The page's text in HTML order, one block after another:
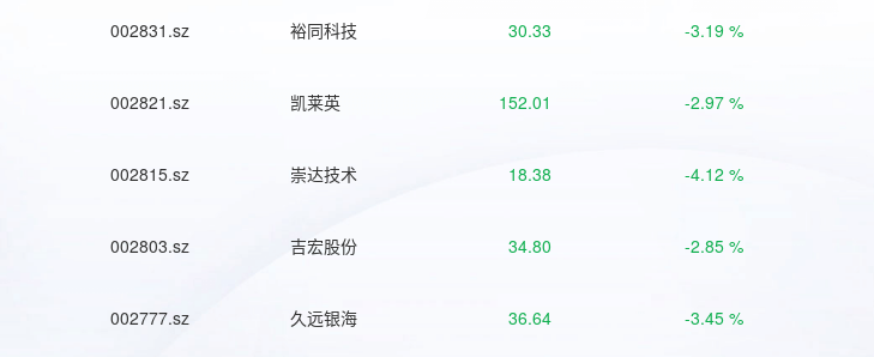
002831.sz 裕同科技 30.33 -3.19 %
002821.sz 凯莱英 152.01 -2.97 %
002815.sz 崇达技术 18.38 -4.12 %
002803.sz 吉宏股份 34.80 -2.85 %
002777.sz 久远银海 36.64 -3.45 %